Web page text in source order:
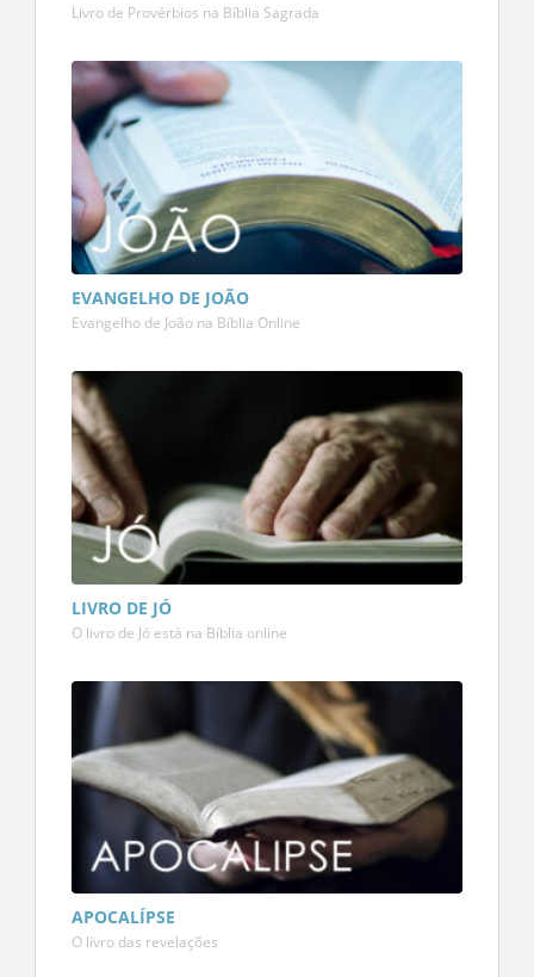
Livro de Provérbios na Bíblia Sagrada
EVANGELHO DE JOÃO
Evangelho de João na Bíblia Online
LIVRO DE JÓ
O livro de Jó está na Bíblia online
APOCALÍPSE
O livro das revelações